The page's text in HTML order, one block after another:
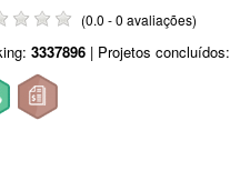
(0.0 - 0 avaliações)
3337896 | Projetos concluídos: